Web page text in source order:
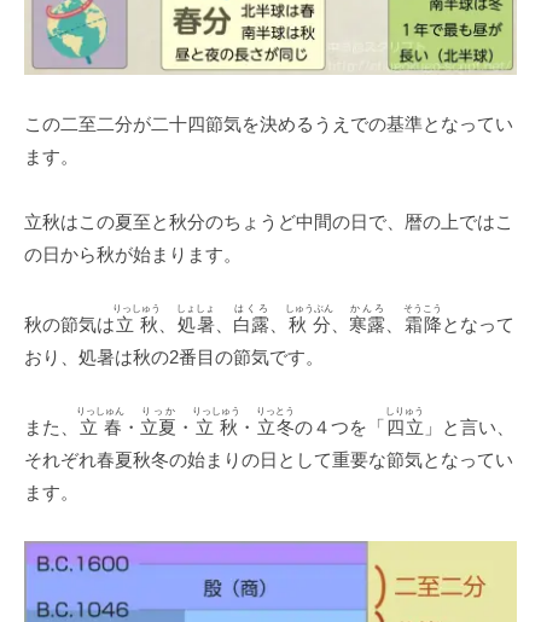
この二至二分が二十四節気を決めるうえでの基準となってい
ます。
立秋はこの夏至と秋分のちょうど中間の日で、暦の上ではこ
の日から秋が始まります。
秋の節気は立秋
りっしゅう
処暑
しょしょ
白露
はくろ
秋分
しゅうぶん
寒露
かんろ
霜降
そうこう
となって
おり、処暑は秋の2番目の節気です。
また、 立春
りっしゅん
・ 立夏
りっか
・ 立秋
りっしゅう
・ 立冬
りっとう
の４つを「四立
しりゅう
」と言い、
それぞれ春夏秋冬の始まりの日として重要な節気となってい
ます。